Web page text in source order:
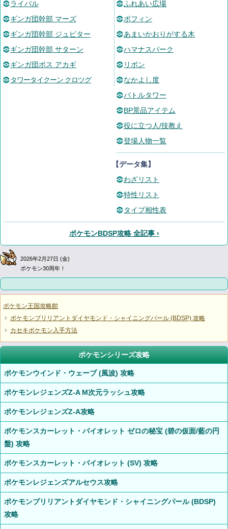
ライバル
ギンガ団幹部 マーズ
ギンガ団幹部 ジュピター
ギンガ団幹部 サターン
ギンガ団ボス アカギ
タワータイクーン クロツグ
ふれあい広場
ポフィン
あまいかおりがする木
ハマナスパーク
リボン
なかよし度
バトルタワー
BP景品アイテム
役に立つ人/技教え
登場人物一覧
【データ集】
わざリスト
特性リスト
タイプ相性表
ポケモンBDSP攻略 全記事 ›
2026年2月27日 (金)
ポケモン30周年！
ポケモン王国攻略館
ポケモンブリリアントダイヤモンド・シャイニングパール (BDSP) 攻略
カセキポケモン入手方法
ポケモンシリーズ攻略
ポケモンウインド・ウェーブ (風波) 攻略
ポケモンレジェンズZ-A M次元ラッシュ攻略
ポケモンレジェンズZ-A攻略
ポケモンスカーレット・バイオレット ゼロの秘宝 (碧の仮面/藍の円
盤) 攻略
ポケモンスカーレット・バイオレット (SV) 攻略
ポケモンレジェンズアルセウス攻略
ポケモンブリリアントダイヤモンド・シャイニングパール (BDSP)
攻略